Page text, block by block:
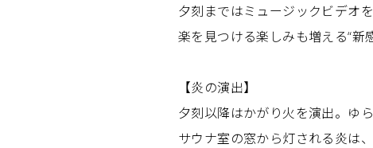
夕刻まではミュージックビデオ
楽を見つける楽しみも増える“新
【炎の演出】
夕刻以降はかがり火を演出。ゆ
サウナ室の窓から灯される炎は、